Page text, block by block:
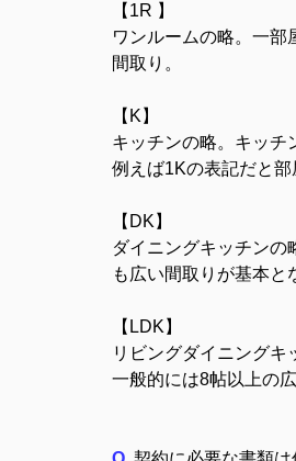
【1R 】
ワンルームの略。一部
間取り。
【K】
キッチンの略。キッチ
例えば1Kの表記だと部
【DK】
ダイニングキッチンの
も広い間取りが基本と
【LDK】
リビングダイニングキ
一般的には8帖以上の